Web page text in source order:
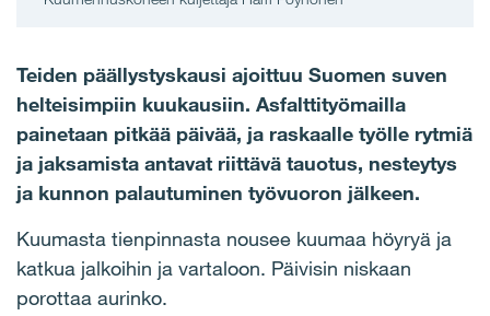
Teiden päällystyskausi ajoittuu Suomen suven
helteisimpiin kuukausiin. Asfalttityömailla
painetaan pitkää päivää, ja raskaalle työlle rytmiä
ja jaksamista antavat riittävä tauotus, nesteytys
ja kunnon palautuminen työvuoron jälkeen.
Kuumasta tienpinnasta nousee kuumaa höyryä ja
katkua jalkoihin ja vartaloon. Päivisin niskaan
porottaa aurinko.